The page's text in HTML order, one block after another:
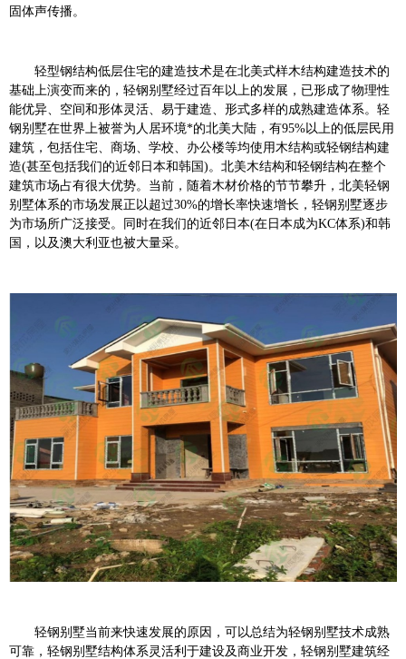
固体声传播。
轻型钢结构低层住宅的建造技术是在北美式样木结构建造技术的
基础上演变而来的，轻钢别墅经过百年以上的发展，已形成了物理性
能优异、空间和形体灵活、易于建造、形式多样的成熟建造体系。轻
钢别墅在世界上被誉为人居环境*的北美大陆，有95%以上的低层民用
建筑，包括住宅、商场、学校、办公楼等均使用木结构或轻钢结构建
造(甚至包括我们的近邻日本和韩国)。北美木结构和轻钢结构在整个
建筑市场占有很大优势。当前，随着木材价格的节节攀升，北美轻钢
别墅体系的市场发展正以超过30%的增长率快速增长，轻钢别墅逐步
为市场所广泛接受。同时在我们的近邻日本(在日本成为KC体系)和韩
国，以及澳大利亚也被大量采。
轻钢别墅当前来快速发展的原因，可以总结为轻钢别墅技术成熟
可靠，轻钢别墅结构体系灵活利于建设及商业开发，轻钢别墅建筑经